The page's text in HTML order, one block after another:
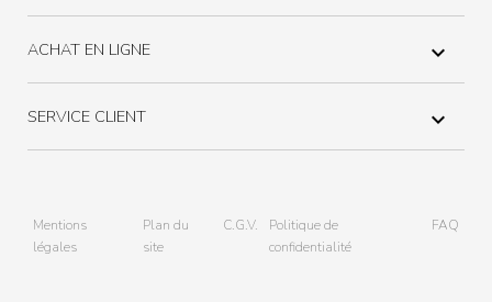
ACHAT EN LIGNE 
SERVICE CLIENT 
Mentions
légales
Plan du
site
C.G.V.
Politique de
confidentialité
FAQ